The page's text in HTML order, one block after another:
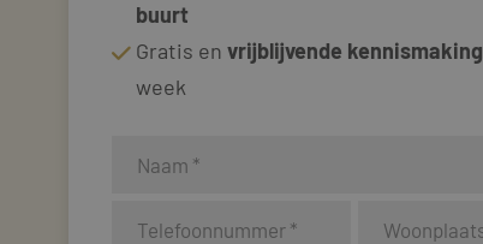
buurt
Gratis envrijblijvende kennismaking
week